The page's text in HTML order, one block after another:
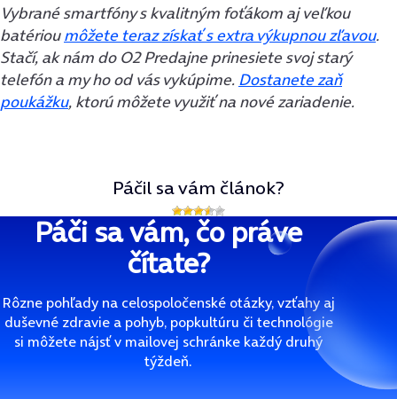
Vybrané smartfóny s kvalitným foťákom aj veľkou
batérioumôžete teraz získať s extra výkupnou zľavou.
Stačí, ak nám do O2 Predajne prinesiete svoj starý
telefón a my ho od vás vykúpime. Dostanete zaň
poukážku, ktorú môžete využiť na nové zariadenie.
Páčil sa vám článok?
Páči sa vám, čo práve
čítate?
Rôzne pohľady na celospoločenské otázky, vzťahy aj
duševné zdravie a pohyb, popkultúru či technológie
si môžete nájsť v mailovej schránke každý druhý
týždeň.